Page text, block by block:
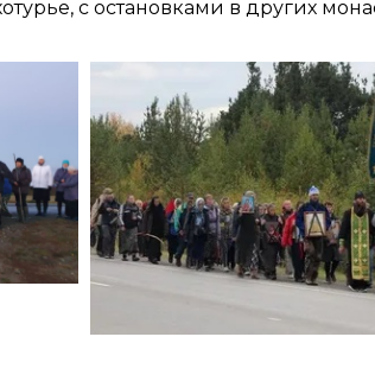
с остановками в других